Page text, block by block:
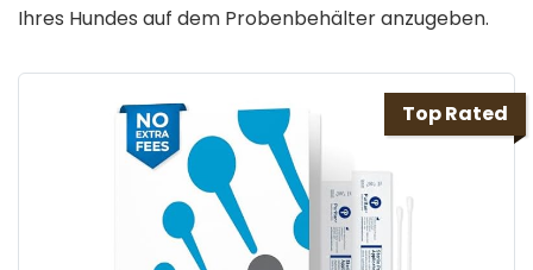
Ihres Hundes auf dem Probenbehälter anzugeben.
Top Rated